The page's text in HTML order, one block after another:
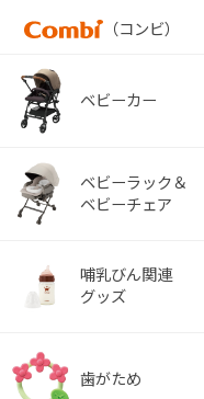
（コンビ）
ベビーカー
ベビーラック＆
ベビーチェア
哺乳びん関連
グッズ
歯がため